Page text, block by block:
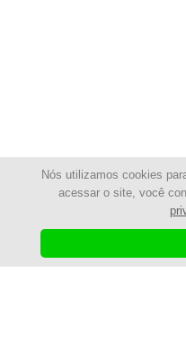
Nós utilizamos cookies
acessar o site, você
© 2025 - Shopping da